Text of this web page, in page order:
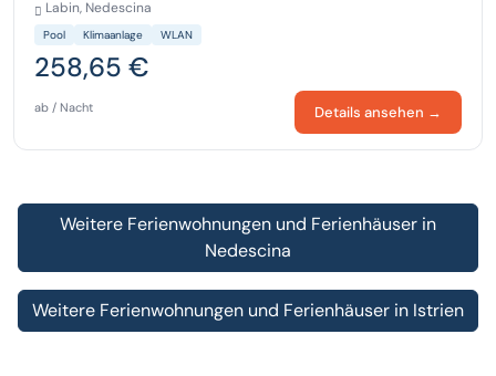
Labin, Nedescina
Pool Klimaanlage WLAN
258,65 €
ab / Nacht Details ansehen →
Weitere Ferienwohnungen und Ferienhäuser in
Nedescina
Weitere Ferienwohnungen und Ferienhäuser in Istrien